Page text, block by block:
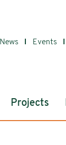
News Events
Projects